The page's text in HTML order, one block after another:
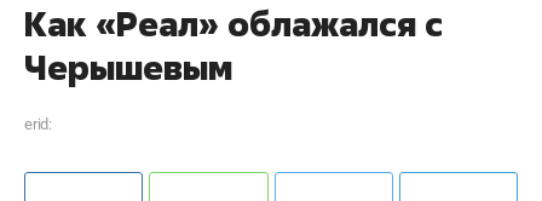
Как «Реал» облажался с
Черышевым
erid: